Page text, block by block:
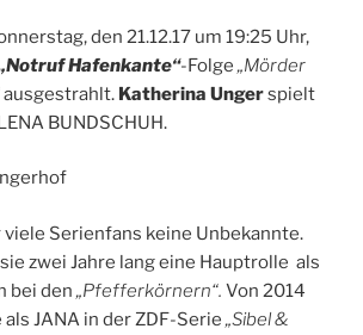
den 21.12.17 um 19:25 Uhr,
Hafenkante“-Folge „Mörder
ausgestrahlt. Katherina Ungerspielt
BUNDSCHUH.
Serienfans keine Unbekannte.
zwei Jahre lang eine Hauptrolle als
bei den „Pfefferkörnern“. Von 2014
JANA in der ZDF-Serie „Sibel &